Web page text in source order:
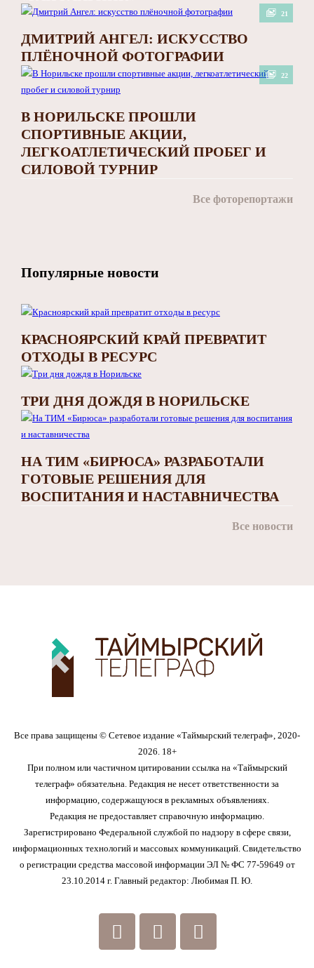
21
ДМИТРИЙ АНГЕЛ: ИСКУССТВО
ПЛЁНОЧНОЙ ФОТОГРАФИИ
22
В НОРИЛЬСКЕ ПРОШЛИ
СПОРТИВНЫЕ АКЦИИ,
ЛЕГКОАТЛЕТИЧЕСКИЙ ПРОБЕГ И
СИЛОВОЙ ТУРНИР
Все фоторепортажи
Популярные новости
КРАСНОЯРСКИЙ КРАЙ ПРЕВРАТИТ
ОТХОДЫ В РЕСУРС
ТРИ ДНЯ ДОЖДЯ В НОРИЛЬСКЕ
НА ТИМ «БИРЮСА» РАЗРАБОТАЛИ
ГОТОВЫЕ РЕШЕНИЯ ДЛЯ
ВОСПИТАНИЯ И НАСТАВНИЧЕСТВА
Все новости
Все права защищены © Сетевое издание «Таймырский телеграф», 2020-
2026. 18+
При полном или частичном цитировании ссылка на «Таймырский
телеграф» обязательна. Редакция не несет ответственности за
информацию, содержащуюся в рекламных объявлениях.
Редакция не предоставляет справочную информацию.
Зарегистрировано Федеральной службой по надзору в сфере связи,
информационных технологий и массовых коммуникаций. Свидетельство
о регистрации средства массовой информации ЭЛ № ФС 77-59649 от
23.10.2014 г. Главный редактор: Любимая П. Ю.